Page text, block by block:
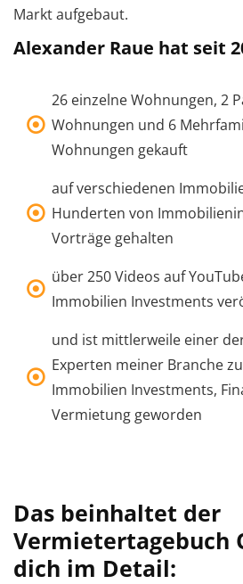
Markt aufgebaut.
Alexander Raue hat seit
26 einzelne Wohnungen, 2
Wohnungen und 6
Wohnungen gekauft
auf verschiedenen
Hunderten von
Vorträge gehalten
über 250 Videos auf
Immobilien Investments
und ist mittlerweile einer
Experten meiner Branche
Immobilien Investments,
Vermietung geworden
Das beinhaltet der
Vermietertagebuch
dich im Detail: